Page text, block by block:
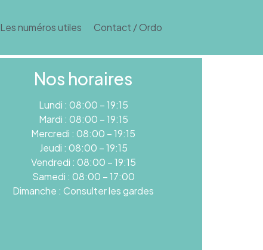
Les numéros utiles Contact / Ordo
Nos horaires
Lundi : 08:00 – 19:15
Mardi : 08:00 – 19:15
Mercredi : 08:00 – 19:15
Jeudi : 08:00 – 19:15
Vendredi : 08:00 – 19:15
Samedi : 08:00 – 17:00
Dimanche : Consulter les gardes